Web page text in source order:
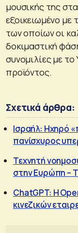
μουσικής της
εξοικειωμένο με
των οποίων οι
δοκιμαστική
συνομιλίες με
προϊόντος.
Σχετικά άρθρα:
Ισραήλ: Ηχηρό
πανίσχυρος
Τεχνητή
στην Ευρώπη –
ChatGPT: Η
κινεζικών